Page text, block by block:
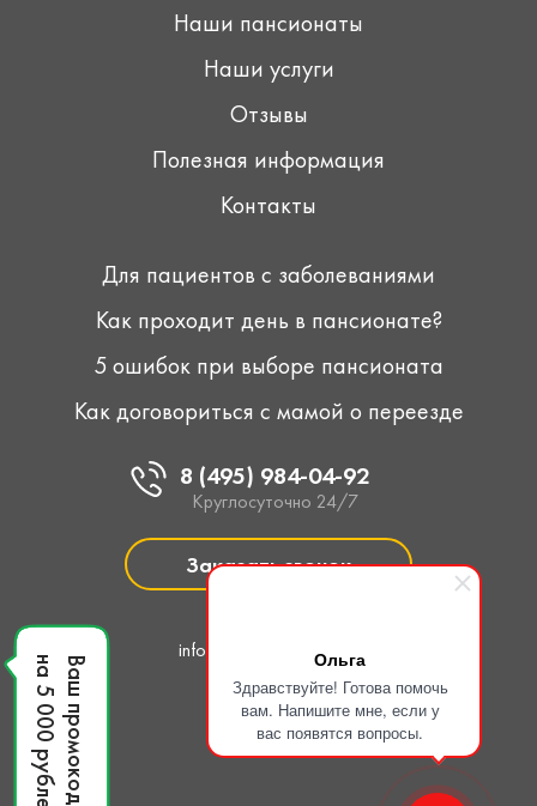
Ольга
Здравствуйте! Готова помочь
вам. Напишите мне, если у
вас появятся вопросы.
Наши пансионаты
Наши услуги
Отзывы
Полезная информация
Контакты
Для пациентов с заболеваниями
Как проходит день в пансионате?
5 ошибок при выборе пансионата
Как договориться с мамой о переезде
8 (495) 984-04-92
Круглосуточно 24/7
Заказать звонок
info@pansionat-line.pro
Ваш промокод
на 5 000 рублей